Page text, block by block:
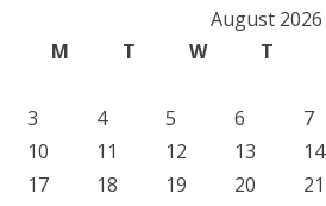
August 2026
M
T W T
3
4 5 6 7
10
11 12 13 14
17
18 19 20 21